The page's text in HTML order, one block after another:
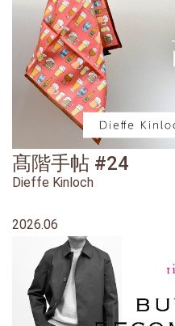
髙階手帖 #24
Dieffe Kinloch
2026.06